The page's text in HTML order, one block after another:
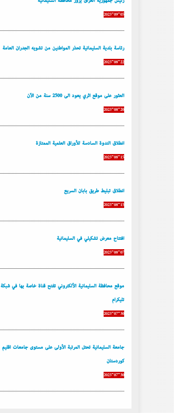
2023-09-05
رئاسة بلدية السليمانية تحذر المواطنين من تشويه الجدران العامة
2023-08-22
العثور على موقع أثري يعود إلى 2500 سنة من الآن
2023-08-20
إنطلاق الندوة السادسة للأوراق العلمية الممتازة
2023-08-15
إنطلاق تبليط طريق بابان السريع
2023-08-15
إفتتاح معرض تشكيلي في السليمانية
2023-08-07
موقع محافظة السليمانية الألكتروني تفتح قناة خاصة بها في شبكة
تليكرام
2023-07-30
جامعة السليمانية تحتل المرتبة الأولى على مستوى جامعات إقليم
كوردستان
2023-07-30